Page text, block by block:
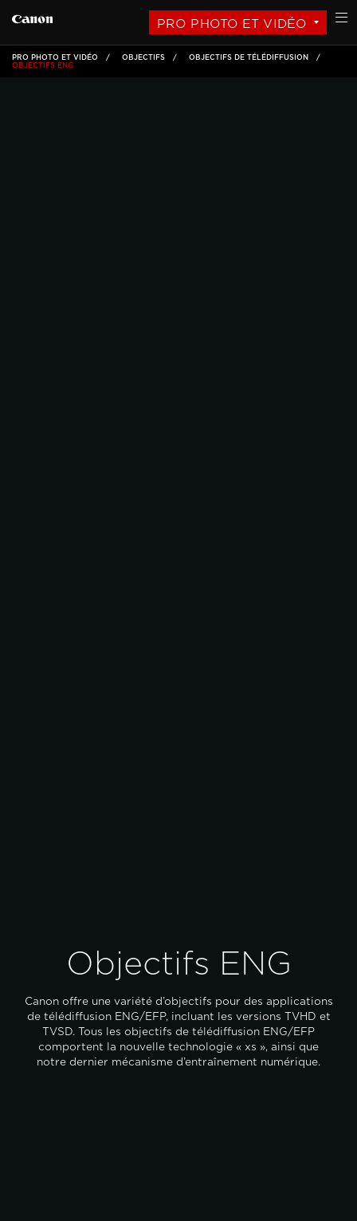
PRO PHOTO ET VIDÉO
PRO PHOTO ET VIDÉO OBJECTIFS
OBJECTIFS DE TÉLÉDIFFUSION
OBJECTIFS ENG
Objectifs ENG
Canon offre une variété d’objectifs pour des applications
de télédiffusion ENG/EFP, incluant les versions TVHD et
TVSD. Tous les objectifs de télédiffusion ENG/EFP
comportent la nouvelle technologie « xs », ainsi que
notre dernier mécanisme d’entraînement numérique.